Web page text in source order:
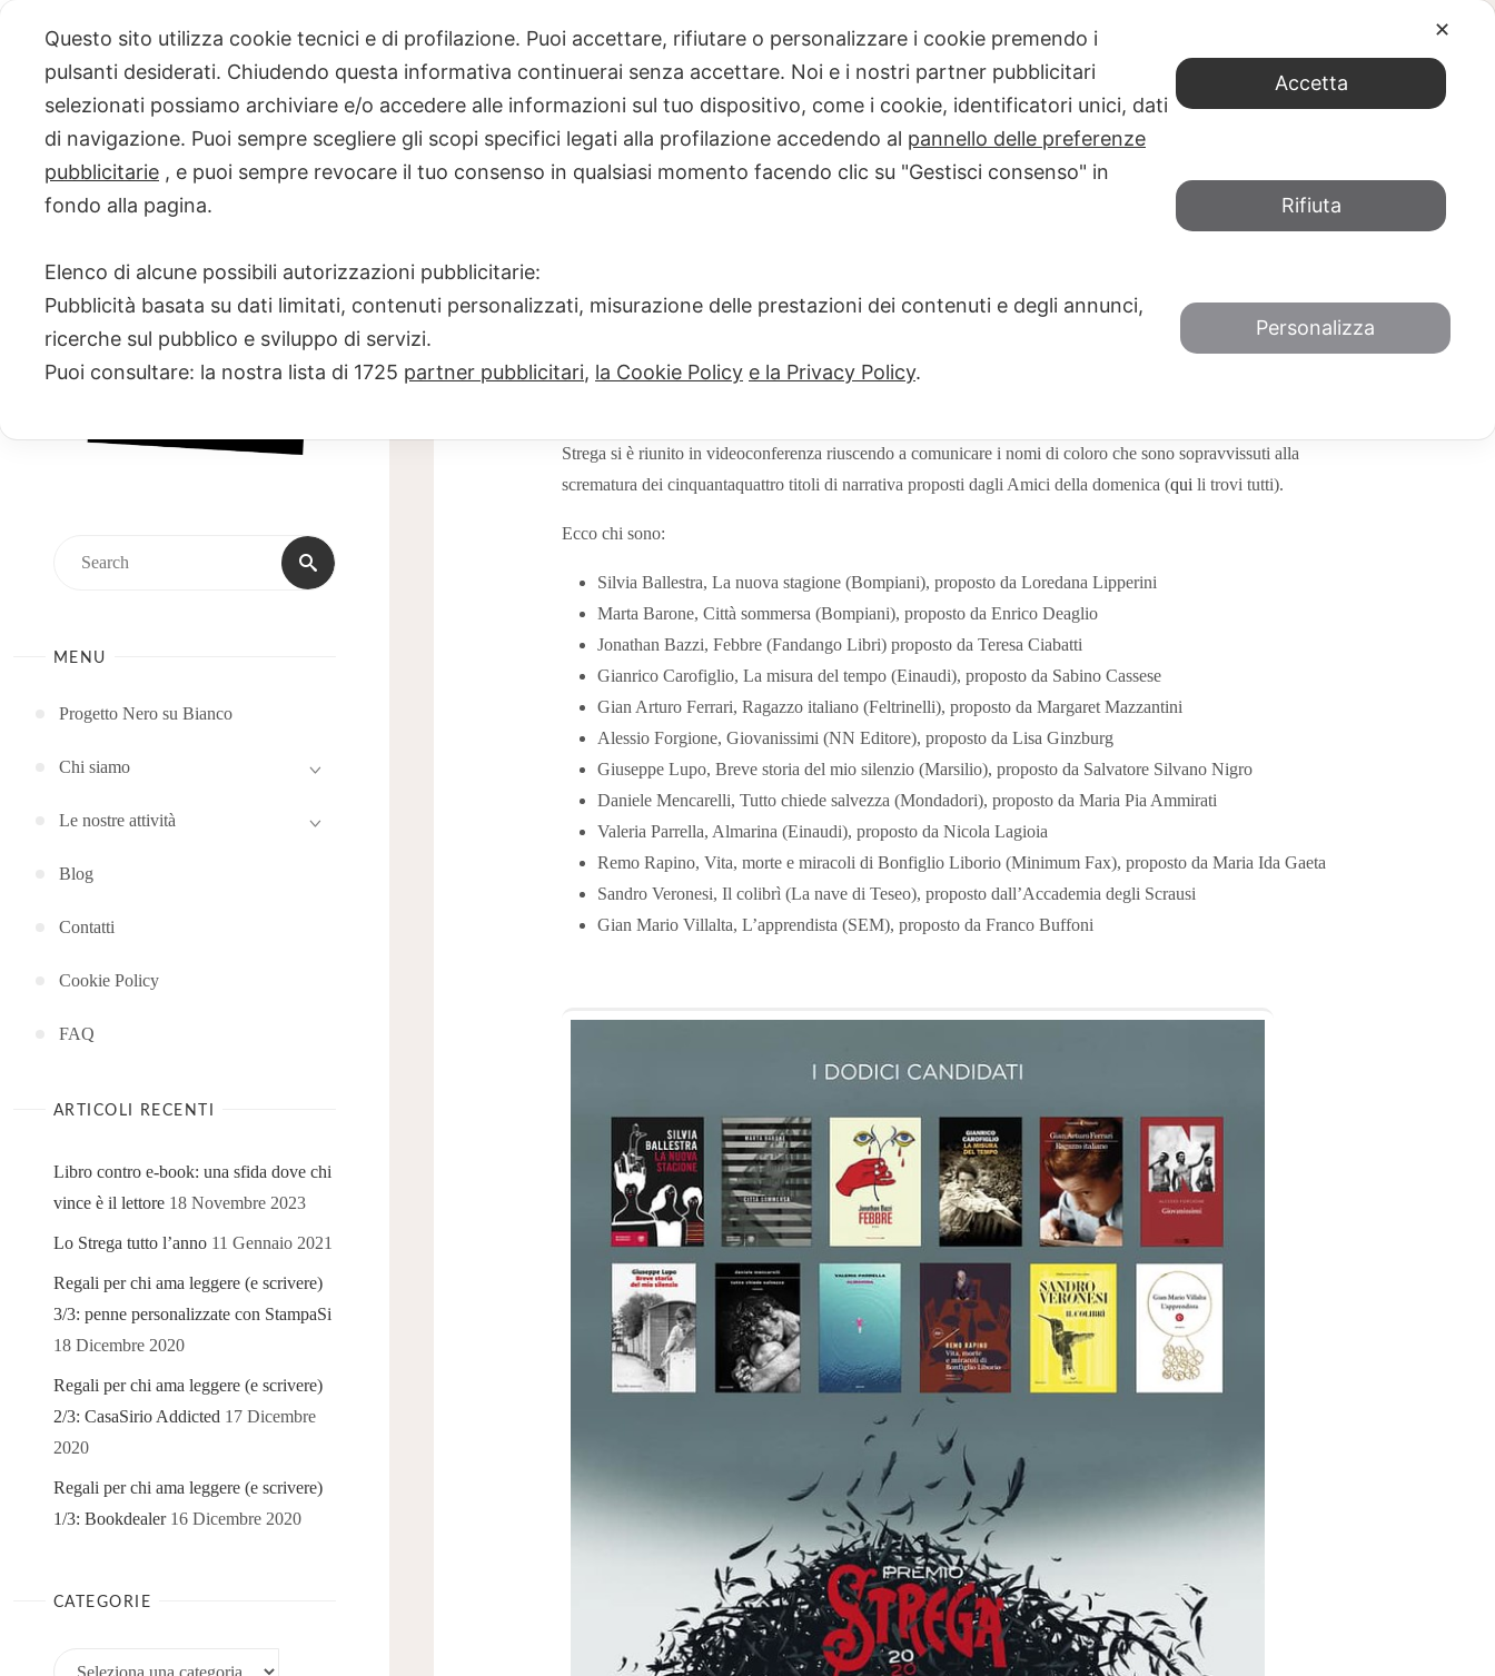
content
PROGETTO
NERO SU
BIANCO
Scuola di scrittura e creatività
Search
MENU
Progetto Nero su Bianco
Chi siamo
Le nostre attività
Blog
Contatti
Cookie Policy
FAQ
ARTICOLI RECENTI
Libro contro e-book: una sfida dove chi
vince è il lettore 18 Novembre 2023
Lo Strega tutto l’anno 11 Gennaio 2021
Regali per chi ama leggere (e scrivere)
3/3: penne personalizzate con StampaSi
18 Dicembre 2020
Regali per chi ama leggere (e scrivere)
2/3: CasaSirio Addicted 17 Dicembre
2020
Regali per chi ama leggere (e scrivere)
1/3: Bookdealer 16 Dicembre 2020
CATEGORIE
Categorie
Homemaratona strega I 12 candidati al Premio Strega 2020
Uno dei pochi appuntamenti culturali che non sta subendo slittamenti significativi in questo periodo è il cammino
Strega si è riunito in videoconferenza riuscendo a comunicare i nomi di coloro che sono sopravvissuti alla
scrematura dei cinquantaquattro titoli di narrativa proposti dagli Amici della domenica (quili trovi tutti).
Ecco chi sono:
Silvia Ballestra, La nuova stagione (Bompiani), proposto da Loredana Lipperini
Marta Barone, Città sommersa (Bompiani), proposto da Enrico Deaglio
Jonathan Bazzi, Febbre (Fandango Libri) proposto da Teresa Ciabatti
Gianrico Carofiglio, La misura del tempo (Einaudi), proposto da Sabino Cassese
Gian Arturo Ferrari, Ragazzo italiano (Feltrinelli), proposto da Margaret Mazzantini
Alessio Forgione, Giovanissimi (NN Editore), proposto da Lisa Ginzburg
Giuseppe Lupo, Breve storia del mio silenzio (Marsilio), proposto da Salvatore Silvano Nigro
Daniele Mencarelli, Tutto chiede salvezza (Mondadori), proposto da Maria Pia Ammirati
Valeria Parrella, Almarina (Einaudi), proposto da Nicola Lagioia
Remo Rapino, Vita, morte e miracoli di Bonfiglio Liborio (Minimum Fax), proposto da Maria Ida Gaeta
Sandro Veronesi, Il colibrì (La nave di Teseo), proposto dall’Accademia degli Scrausi
Gian Mario Villalta, L’apprendista (SEM), proposto da Franco Buffoni
✕
Questo sito utilizza cookie tecnici e di profilazione. Puoi accettare, rifiutare o personalizzare i cookie premendo i
pulsanti desiderati. Chiudendo questa informativa continuerai senza accettare. Noi e i nostri partner pubblicitari
selezionati possiamo archiviare e/o accedere alle informazioni sul tuo dispositivo, come i cookie, identificatori unici, dati
di navigazione. Puoi sempre scegliere gli scopi specifici legati alla profilazione accedendo al pannello delle preferenze
pubblicitarie , e puoi sempre revocare il tuo consenso in qualsiasi momento facendo clic su "Gestisci consenso" in
fondo alla pagina.
Elenco di alcune possibili autorizzazioni pubblicitarie:
Pubblicità basata su dati limitati, contenuti personalizzati, misurazione delle prestazioni dei contenuti e degli annunci,
ricerche sul pubblico e sviluppo di servizi.
Puoi consultare: la nostra lista di 1725 partner pubblicitari, la Cookie Policy e la Privacy Policy.
Accetta
Rifiuta
Personalizza